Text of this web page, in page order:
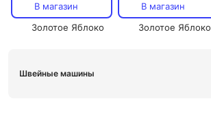
В магазин
Золотое Яблоко
В магазин
Золотое Яблоко
Швейные машины